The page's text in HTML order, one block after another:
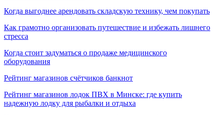
Когда выгоднее арендовать складскую технику, чем покупать
Как грамотно организовать путешествие и избежать лишнего
стресса
Когда стоит задуматься о продаже медицинского
оборудования
Рейтинг магазинов счётчиков банкнот
Рейтинг магазинов лодок ПВХ в Минске: где купить
надежную лодку для рыбалки и отдыха